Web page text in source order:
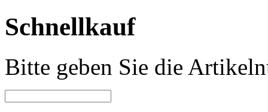
Schnellkauf
Bitte geben Sie die